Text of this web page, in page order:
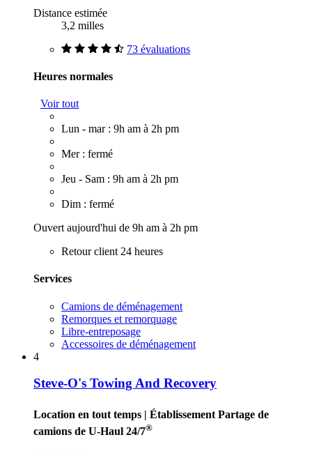
Distance estimée
3,2 milles
73 évaluations
Heures normales
Voir tout
Lun - mar : 9h am à 2h pm
Mer : fermé
Jeu - Sam : 9h am à 2h pm
Dim : fermé
Ouvert aujourd'hui de 9h am à 2h pm
Retour client 24 heures
Services
Camions de déménagement
Remorques et remorquage
Libre-entreposage
Accessoires de déménagement
4
Steve-O's Towing And Recovery
Location en tout temps | Établissement Partage de
camions de U-Haul 24/7®